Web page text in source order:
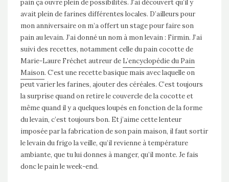
pain ça ouvre plein de possibilités. J’ai découvert qu’il y
avait plein de farines différentes locales. D’ailleurs pour
mon anniversaire on m’a offert un stage pour faire son
pain au levain. J’ai donné un nom à mon levain : Firmin. J’ai
suivi des recettes, notamment celle du pain cocotte de
Marie-Laure Fréchet autreur de L’encyclopédie du Pain
Maison. C’est une recette basique mais avec laquelle on
peut varier les farines, ajouter des céréales. C’est toujours
la surprise quand on retire le couvercle de la cocotte et
même quand il y a quelques loupés en fonction de la forme
du levain, c’est toujours bon. Et j’aime cette lenteur
imposée par la fabrication de son pain maison, il faut sortir
le levain du frigo la veille, qu’il revienne à température
ambiante, que tu lui donnes à manger, qu’il monte. Je fais
donc le pain le week-end.